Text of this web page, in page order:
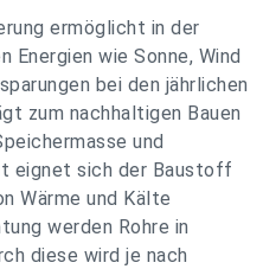
ermöglicht in der
Energien wie Sonne, Wind
bei den jährlichen
zum nachhaltigen Bauen
und
eignet sich der Baustoff
Wärme und Kälte
werden Rohre in
diese wird je nach